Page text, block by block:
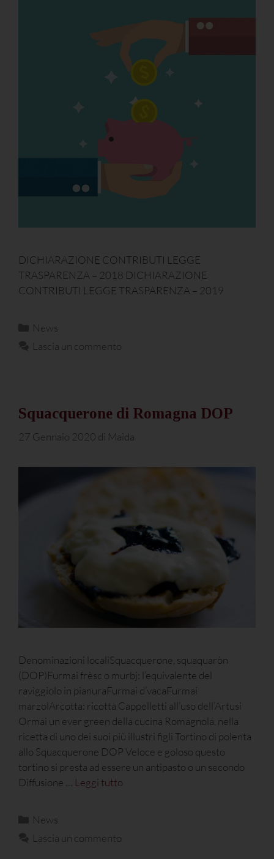
DICHIARAZIONE CONTRIBUTI LEGGE
TRASPARENZA – 2018 DICHIARAZIONE
CONTRIBUTI LEGGE TRASPARENZA – 2019
News
Lascia un commento
Squacquerone di Romagna DOP
27 Gennaio 2020 di Maida
Denominazioni localiSquacquerone, squaquaròn
(DOP)Furmai frèsc o murbj: l’equivalente del
raviggiolo in pianuraFurmai d’vacaFurmai
marzolArcotta: ricotta Cappelletti all’uso dell’Artusi
Ormai un ever green della cucina Romagnola, nella
ricetta di uno dei suoi più illustri figli Tortino di polenta
allo Squacquerone DOP Veloce e goloso questo
tortino si presta ad essere un antipasto o un secondo
Diffusione … Leggi tutto
News
Lascia un commento